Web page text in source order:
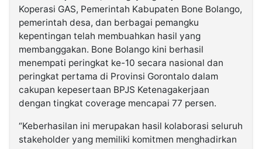
Koperasi GAS, Pemerintah Kabupaten Bone Bolango,
pemerintah desa, dan berbagai pemangku
kepentingan telah membuahkan hasil yang
membanggakan. Bone Bolango kini berhasil
menempati peringkat ke-10 secara nasional dan
peringkat pertama di Provinsi Gorontalo dalam
cakupan kepesertaan BPJS Ketenagakerjaan
dengan tingkat coverage mencapai 77 persen.
“Keberhasilan ini merupakan hasil kolaborasi seluruh
stakeholder yang memiliki komitmen menghadirkan